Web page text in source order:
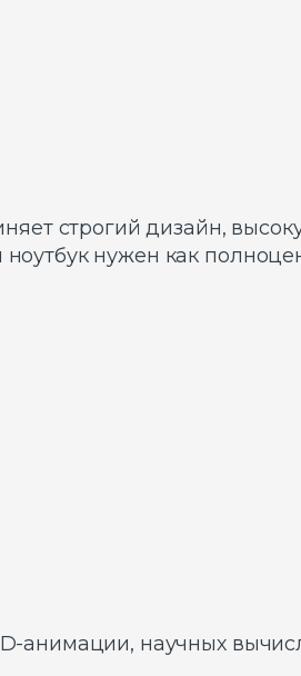
строгий дизайн,
нужен как
анимации, научных